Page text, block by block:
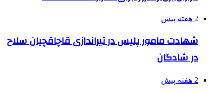
2 هفته پیش
شهادت مامور پلیس در تیراندازی قاچاقچیان سلاح
در شادگان
2 هفته پیش